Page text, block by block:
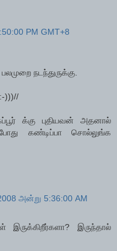
PM GMT+8
நடந்துருக்கு.
)))//
க்கு புதியவன் அதனால்
கண்டிப்பா சொல்லுங்க
அன்று 5:36:00 AM
இருக்கிறீர்களா? இருந்தால்